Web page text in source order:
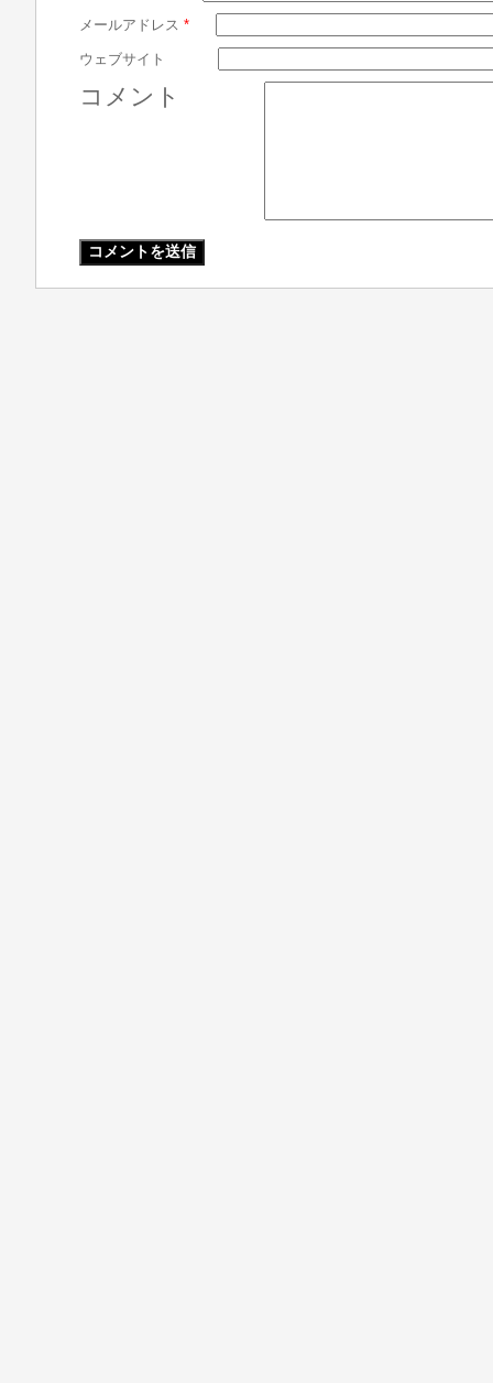
メールアドレス *
ウェブサイト
コメント